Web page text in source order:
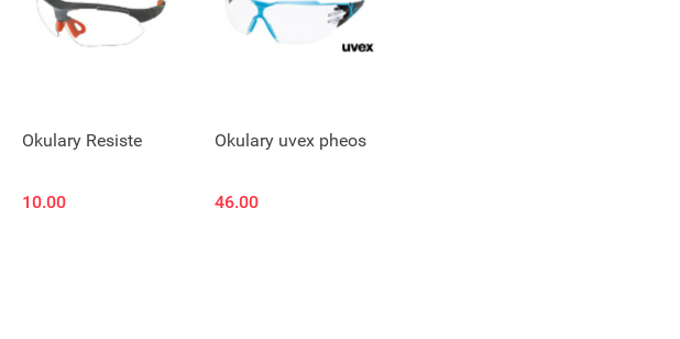
Okulary Resiste
10.00
Okulary uvex pheos
46.00